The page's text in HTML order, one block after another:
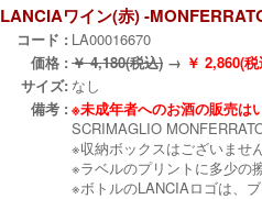
LANCIAワイン(赤) -
コード : LA00016670
価格 : ￥ 4,180(税込) → ￥ 2,860(
サイズ: なし
備考 : ※未成年者へのお酒の販売は
SCRIMAGLIO
※収納ボックスはございませ
※ラベルのプリントに多少の
※ボトルのLANCIAロゴは、